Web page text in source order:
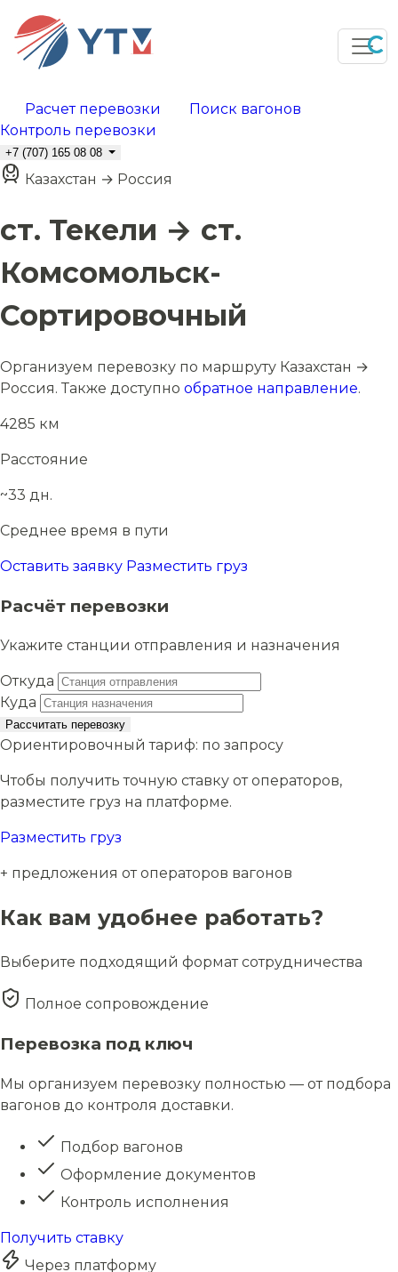
Расчет перевозки
Поиск вагонов
Контроль перевозки
+7 (707) 165 08 08
Казахстан → Россия
ст. Текели → ст.
Комсомольск-
Сортировочный
Организуем перевозку по маршруту Казахстан →
Россия. Также доступно обратное направление.
4285 км
Расстояние
~33 дн.
Среднее время в пути
Оставить заявку Разместить груз
Расчёт перевозки
Укажите станции отправления и назначения
Откуда
Куда
Рассчитать перевозку
Ориентировочный тариф: по запросу
Чтобы получить точную ставку от операторов,
разместите груз на платформе.
Разместить груз
+ предложения от операторов вагонов
Как вам удобнее работать?
Выберите подходящий формат сотрудничества
Полное сопровождение
Перевозка под ключ
Мы организуем перевозку полностью — от подбора
вагонов до контроля доставки.
Подбор вагонов
Оформление документов
Контроль исполнения
Получить ставку
Через платформу